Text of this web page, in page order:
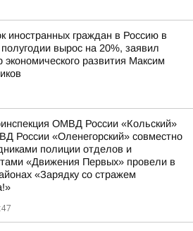
иностранных граждан в Россию в
вырос на 20%, заявил
экономического развития Максим
ОМВД России «Кольский»
России «Оленегорский» совместно
полиции отделов и
«Движения Первых» провели в
«Зарядку со стражем